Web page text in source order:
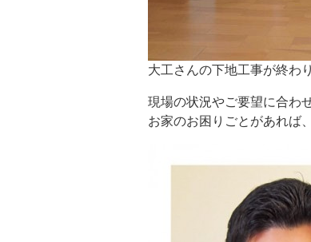
大工さんの下地工事が終わ
現場の状況やご要望に合わ
お家のお困りごとがあれば